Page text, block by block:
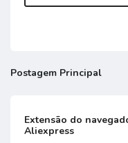
Postagem Principal
Extensão do
Aliexpress